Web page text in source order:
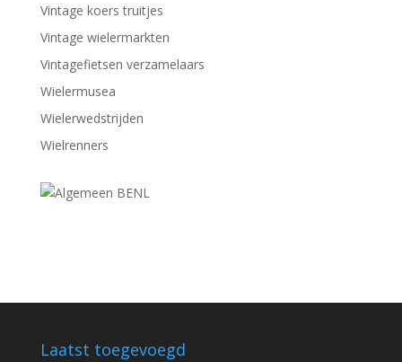
Vintage koers truitjes
Vintage wielermarkten
Vintagefietsen verzamelaars
Wielermusea
Wielerwedstrijden
Wielrenners
Laatst toegevoegd